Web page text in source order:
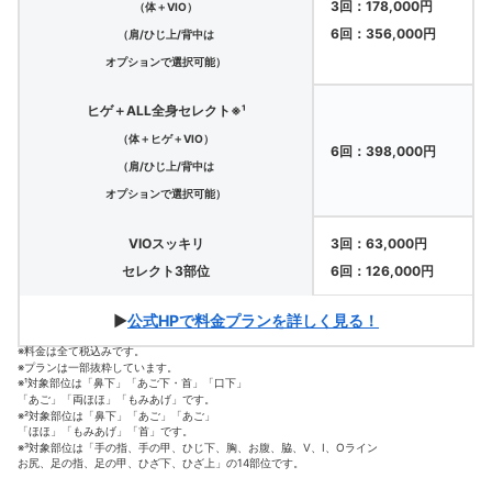
（体＋VIO）
（肩/ひじ上/背中は
オプションで選択可能）
3回：178,000円
6回：356,000円
ヒゲ＋ALL全身セレクト※¹
（体＋ヒゲ＋VIO）
（肩/ひじ上/背中は
オプションで選択可能）
6回：398,000円
VIOスッキリ
セレクト3部位
3回：63,000円
6回：126,000円
▶公式HPで料金プランを詳しく見る！
※料金は全て税込みです。
※プランは一部抜粋しています。
※¹対象部位は「鼻下」「あご下・首」「口下」
「あご」「両ほほ」「もみあげ」です。
※²対象部位は「鼻下」「あご」「あご」
「ほほ」「もみあげ」「首」です。
※³対象部位は「手の指、手の甲、ひじ下、胸、お腹、脇、V、I、Oライン
お尻、足の指、足の甲、ひざ下、ひざ上」の14部位です。